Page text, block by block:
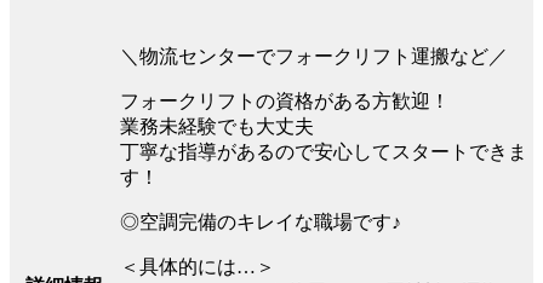
＼物流センターでフォークリフト運搬など／
フォークリフトの資格がある方歓迎！
業務未経験でも大丈夫
丁寧な指導があるので安心してスタートできま
す！
◎空調完備のキレイな職場です♪
＜具体的には…＞